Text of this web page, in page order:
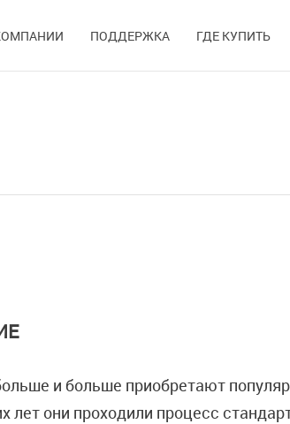
ПОДДЕРЖКА ГДЕ КУПИТЬ
и больше приобретают
лет они проходили процесс